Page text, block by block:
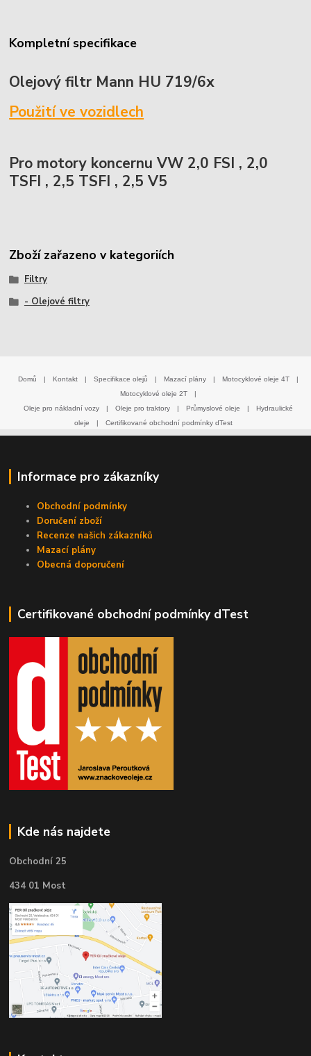
Kompletní specifikace
Olejový filtr Mann HU 719/6x
Použití ve vozidlech
Pro motory koncernu VW 2,0 FSI , 2,0
TSFI , 2,5 TSFI , 2,5 V5
Zboží zařazeno v kategoriích
Filtry
- Olejové filtry
Domů Kontakt Specifikace olejů Mazací plány Motocyklové oleje 4T
Motocyklové oleje 2T
Oleje pro nákladní vozy
Oleje pro traktory Průmyslové oleje
Hydraulické
oleje
Certifikované obchodní podmínky dTest
Informace pro zákazníky
Obchodní podmínky
Doručení zboží
Recenze našich zákazníků
Mazací plány
Obecná doporučení
Certifikované obchodní podmínky dTest
Kde nás najdete
Obchodní 25
434 01 Most